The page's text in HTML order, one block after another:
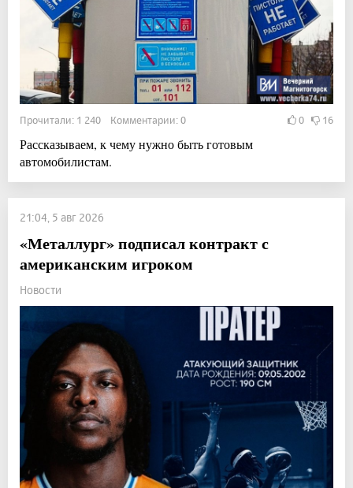
Прочитали: 1 240 Комментарии: 0 0 16
Рассказываем, к чему нужно быть готовым
автомобилистам.
21:04, 5 авг 2026
«Металлург» подписал контракт с
американским игроком
Новости